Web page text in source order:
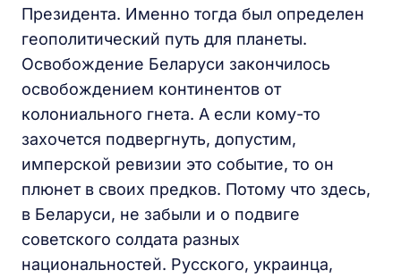
Президента. Именно тогда был определен
геополитический путь для планеты.
Освобождение Беларуси закончилось
освобождением континентов от
колониального гнета. А если кому-то
захочется подвергнуть, допустим,
имперской ревизии это событие, то он
плюнет в своих предков. Потому что здесь,
в Беларуси, не забыли и о подвиге
советского солдата разных
национальностей. Русского, украинца,